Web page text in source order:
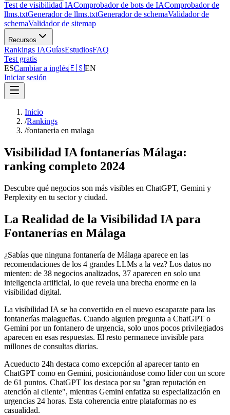
Test de visibilidad IAComprobador de bots de IAComprobador de
llms.txtGenerador de llms.txtGenerador de schemaValidador de
schemaValidador de sitemap
Recursos
Rankings IAGuíasEstudiosFAQ
Test gratis
ESCambiar a inglés🇪🇸EN
Iniciar sesión
Inicio
/Rankings
/fontaneria en malaga
Visibilidad IA fontanerías Málaga:
ranking completo 2024
Descubre qué negocios son más visibles en ChatGPT, Gemini y
Perplexity en tu sector y ciudad.
La Realidad de la Visibilidad IA para
Fontanerías en Málaga
¿Sabías que ninguna fontanería de Málaga aparece en las
recomendaciones de los 4 grandes LLMs a la vez? Los datos no
mienten: de 38 negocios analizados, 37 aparecen en solo una
inteligencia artificial, lo que revela una brecha enorme en la
visibilidad digital.
La visibilidad IA se ha convertido en el nuevo escaparate para las
fontanerías malagueñas. Cuando alguien pregunta a ChatGPT o
Gemini por un fontanero de urgencia, solo unos pocos privilegiados
aparecen en esas respuestas. El resto permanece invisible para
millones de consultas diarias.
Acueducto 24h destaca como excepción al aparecer tanto en
ChatGPT como en Gemini, posicionándose como líder con un score
de 61 puntos. ChatGPT los destaca por su "gran reputación en
atención al cliente", mientras Gemini enfatiza su especialización en
urgencias 24 horas. Esta coherencia entre plataformas no es
casualidad.